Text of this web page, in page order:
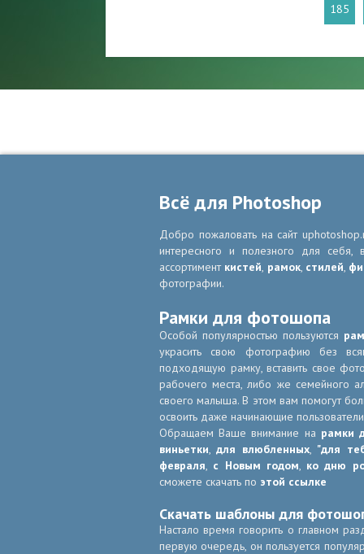
185
Всё для Photoshop
Добро пожаловать на сайт
интересного и полезного для
ассортимент кистей, рамок, стилей,
фотографии.
Рамки для фотошопа
Особой популярностью пользуются
украсить свою фотографию без
подходящую рамку, вставить свое
рабочего места, либо же семейного
своего малыша. В этом вам помогут
освоить даже начинающие
Обращаем Ваше внимание на рамки
виньетки,для влюбленных, "для
февраля, с Новым годом, ко дню
сможете скачать по этой ссылке
Скачать шаблоны для
Настало время говорить о главном
первую очередь, он пользуется